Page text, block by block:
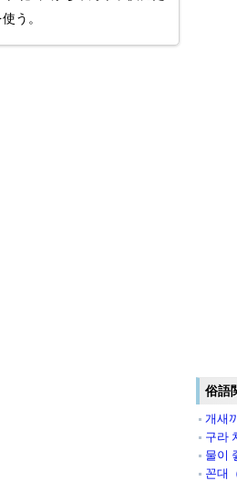
う。
俗語
개새
구라
물이
꼰대